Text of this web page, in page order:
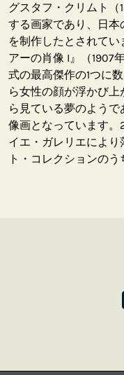
グスタフ・クリムト（
する画家であり、日
を制作したとされて
アーの肖像 I』（1907
式の最高傑作の1つに
ら女性の顔が浮かび
ら見ている夢のよう
像画となっています
イエ・ガレリエによ
ト・コレクションの